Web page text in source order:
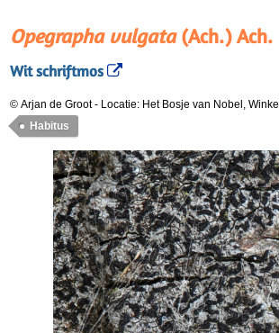
Opegrapha vulgata(Ach.) Ach.
Wit schriftmos
© Arjan de Groot- Locatie: Het Bosje van Nobel, Winkel
Habitus